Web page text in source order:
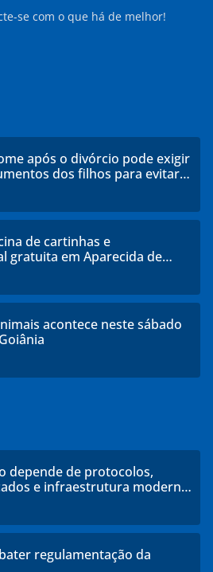
se com o que há de melhor!
após o divórcio pode exigir
dos filhos para evitar
de cartinhas e
gratuita em Aparecida de
acontece neste sábado
depende de protocolos,
e infraestrutura moderna,
regulamentação da